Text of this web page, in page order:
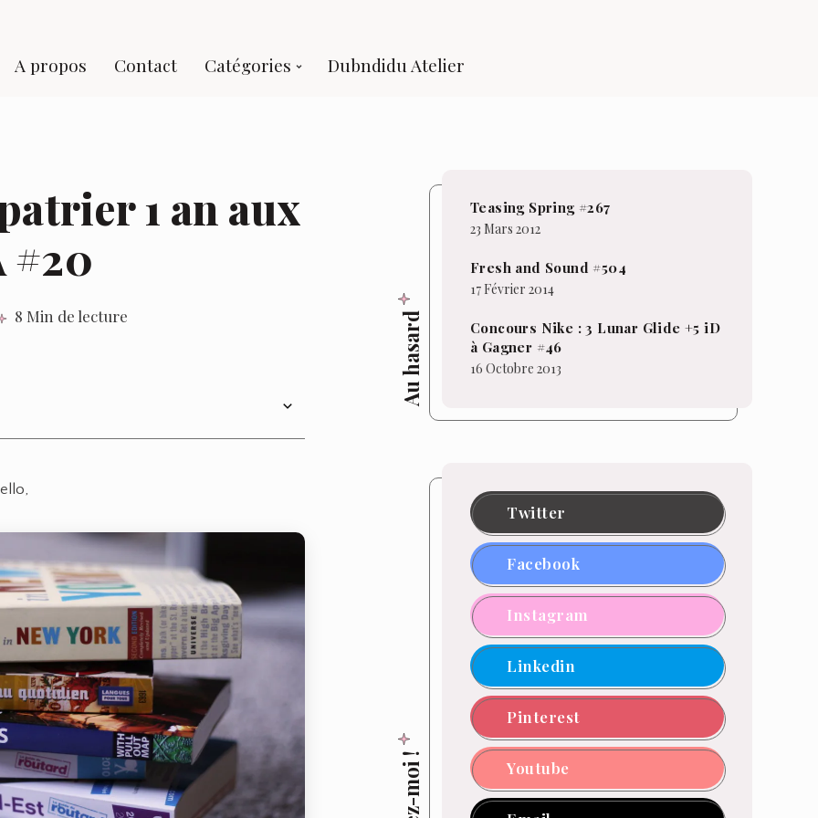
A propos Contact Catégories Dubndidu Atelier
1 an aux
#20
8 Min de lecture Au hasard
Teasing Spring #267
23 Mars 2012
Fresh and Sound #504
17 Février 2014
Concours Nike : 3 Lunar Glide +5 iD
à Gagner #46
16 Octobre 2013
Twitter
Facebook
Instagram
Linkedin
Pinterest
Youtube